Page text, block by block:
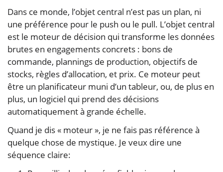
Dans ce monde, l’objet central n’est pas un plan, ni
une préférence pour le push ou le pull. L’objet central
est le moteur de décision qui transforme les données
brutes en engagements concrets : bons de
commande, plannings de production, objectifs de
stocks, règles d’allocation, et prix. Ce moteur peut
être un planificateur muni d’un tableur, ou, de plus en
plus, un logiciel qui prend des décisions
automatiquement à grande échelle.
Quand je dis « moteur », je ne fais pas référence à
quelque chose de mystique. Je veux dire une
séquence claire: